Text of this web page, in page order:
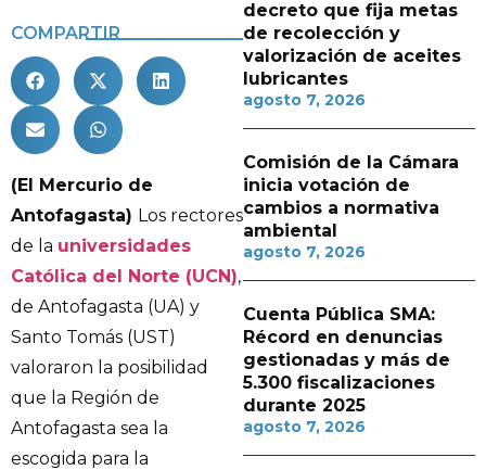
COMPARTIR
(El Mercurio de
Antofagasta) Los rectores
de la universidades
Católica del Norte (UCN),
de Antofagasta (UA) y
Santo Tomás (UST)
valoraron la posibilidad
que la Región de
Antofagasta sea la
escogida para la
decreto que fija metas
de recolección y
valorización de aceites
lubricantes
agosto 7, 2026
Comisión de la Cámara
inicia votación de
cambios a normativa
ambiental
agosto 7, 2026
Cuenta Pública SMA:
Récord en denuncias
gestionadas y más de
5.300 fiscalizaciones
durante 2025
agosto 7, 2026